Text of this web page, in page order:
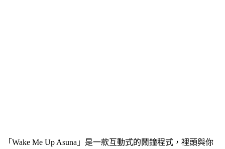
「Wake Me Up Asuna」是一款互動式的鬧鐘程式，裡頭與你